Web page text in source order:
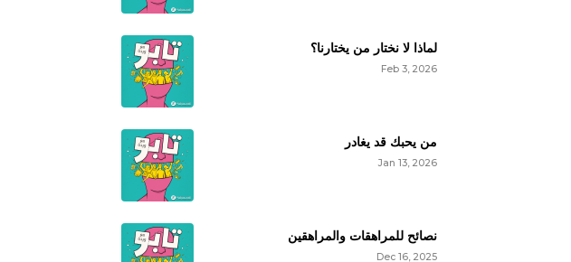
لماذا لا نختار من يختارنا؟
Feb 3, 2026
من يحبك قد يغادر
Jan 13, 2026
نصائح للمراهقات والمراهقين
Dec 16, 2025